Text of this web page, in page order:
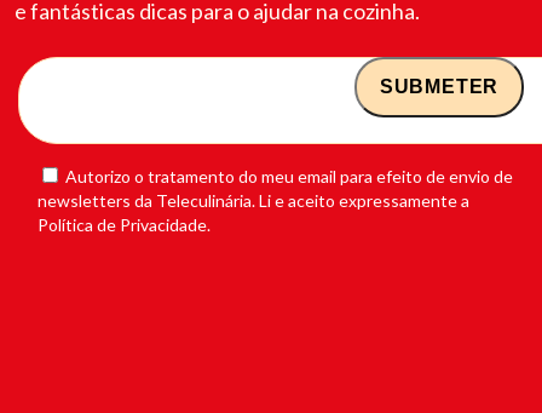
e fantásticas dicas para o ajudar na cozinha.
Autorizo o tratamento do meu email para efeito de envio de
newsletters da Teleculinária. Li e aceito expressamente a
Política de Privacidade.